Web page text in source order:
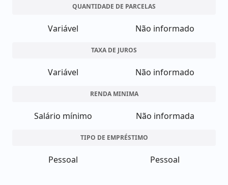
QUANTIDADE DE PARCELAS
Variável Não informado
TAXA DE JUROS
Variável Não informado
RENDA MINIMA
Salário mínimo Não informada
TIPO DE EMPRÉSTIMO
Pessoal Pessoal